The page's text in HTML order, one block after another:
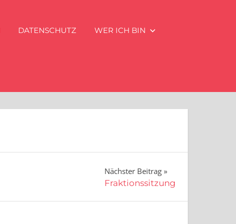
DATENSCHUTZ WER ICH BIN
Nächster Beitrag
Fraktionssitzung